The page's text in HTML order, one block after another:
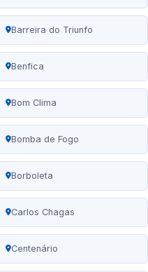
Barreira do Triunfo
Benfica
Bom Clima
Bomba de Fogo
Borboleta
Carlos Chagas
Centenário